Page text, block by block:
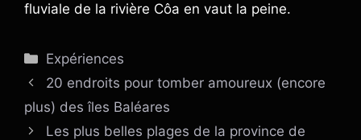
fluviale de la rivière Côa en vaut la peine.
Catégories
Expériences
20 endroits pour tomber amoureux (encore
plus) des îles Baléares
Les plus belles plages de la province de